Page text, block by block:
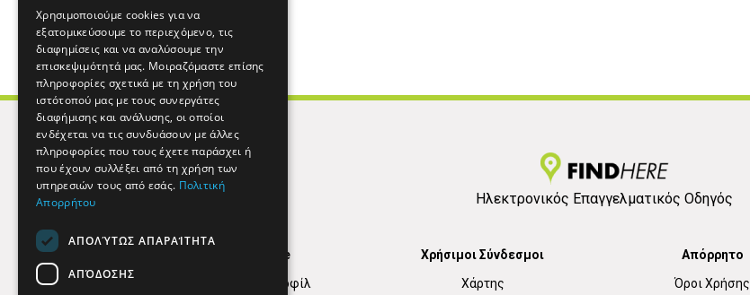
Ηλεκτρονικός Επαγγελματικός Οδηγός
Find Here
Εταιρικό Προφίλ
Χρήσιμοι Σύνδεσμοι
Χάρτης
Απόρρητο
Όροι Χρήσης
Χρησιμοποιούμε cookies για να
εξατομικεύσουμε το περιεχόμενο, τις
διαφημίσεις και να αναλύσουμε την
επισκεψιμότητά μας. Μοιραζόμαστε επίσης
πληροφορίες σχετικά με τη χρήση του
ιστότοπού μας με τους συνεργάτες
διαφήμισης και ανάλυσης, οι οποίοι
ενδέχεται να τις συνδυάσουν με άλλες
πληροφορίες που τους έχετε παράσχει ή
που έχουν συλλέξει από τη χρήση των
υπηρεσιών τους από εσάς. Πολιτική
Απορρήτου
ΑΠΟΛΎΤΩΣ ΑΠΑΡΑΊΤΗΤΑ
ΑΠΌΔΟΣΗΣ